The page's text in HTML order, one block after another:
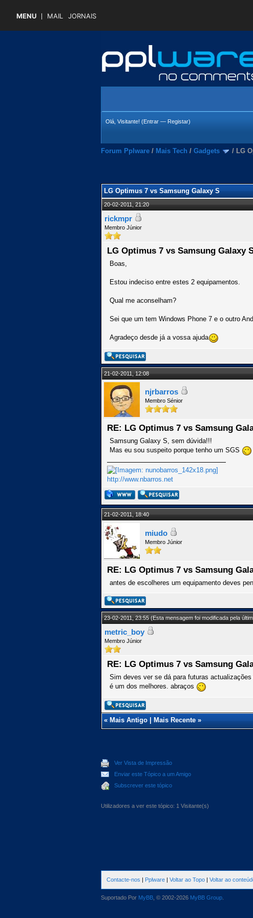
MENU MAIL JORNAIS
Olá, Visitante! (Entrar — Registar)
Forum Pplware / Mais Tech / Gadgets / LG
LG Optimus 7 vs Samsung Galaxy S
20-02-2011, 21:20
rickmpr
Membro Júnior
LG Optimus 7 vs Samsung Galaxy
Boas,
Estou indeciso entre estes 2 equipamentos.
Qual me aconselham?
Sei que um tem Windows Phone 7 e o outro
Agradeço desde já a vossa ajuda
21-02-2011, 12:08
njrbarros
Membro Sénior
RE: LG Optimus 7 vs Samsung
Samsung Galaxy S, sem dúvida!!!
Mas eu sou suspeito porque tenho um SGS
http://www.nbarros.net
21-02-2011, 18:40
miudo
Membro Júnior
RE: LG Optimus 7 vs Samsung
antes de escolheres um equipamento deves
23-02-2011, 23:55(Esta mensagem foi modificada pela
metric_boy
Membro Júnior
RE: LG Optimus 7 vs Samsung
Sim deves ver se dá para futuras
é um dos melhores. abraços
«Mais Antigo|Mais Recente»
Ver Vista de Impressão
Enviar este Tópico a um Amigo
Subscrever este tópico
Utilizadores a ver este tópico: 1 Visitante(s)
Contacte-nos | Pplware | Voltar ao Topo | Voltar ao
Suportado Por MyBB , © 2002-2026 MyBB Group